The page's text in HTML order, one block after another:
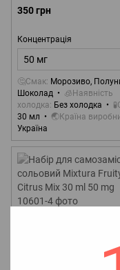
Cream With Strawberries
50 mg
350 грн
Концентрація
50 мг
🤔Смак Морозиво,
Шоколад
🧊Наявність
холодка
Без холодка
30 мл
🌏Країна
Україна